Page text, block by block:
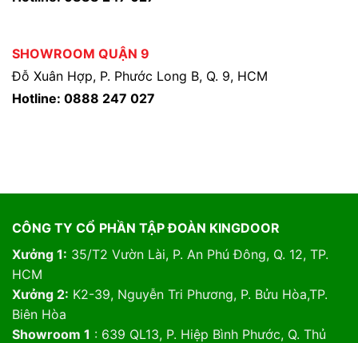
SHOWROOM QUẬN 9
Đỗ Xuân Hợp, P. Phước Long B, Q. 9, HCM
Hotline: 0888 247 027
CÔNG TY CỔ PHẦN TẬP ĐOÀN KINGDOOR
Xưởng 1: 35/T2 Vườn Lài, P. An Phú Đông, Q. 12, TP.
HCM
Xưởng 2: K2-39, Nguyễn Tri Phương, P. Bửu Hòa,TP.
Biên Hòa
Showroom 1 : 639 QL13, P. Hiệp Bình Phước, Q. Thủ